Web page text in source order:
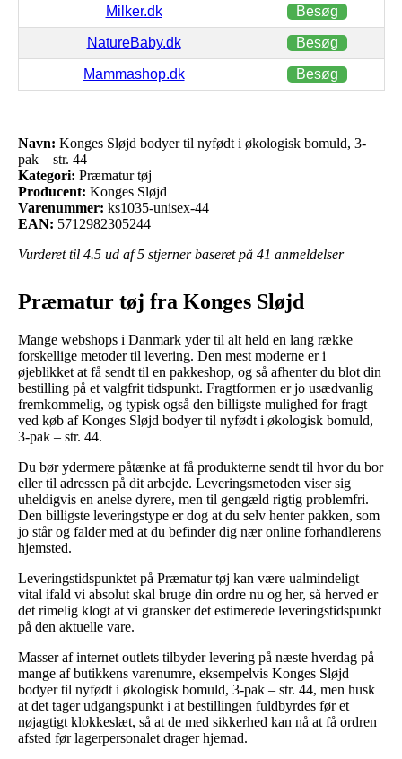
Milker.dk Besøg
NatureBaby.dk Besøg
Mammashop.dk Besøg
Navn: Konges Sløjd bodyer til nyfødt i økologisk bomuld, 3-
pak – str. 44
Kategori: Præmatur tøj
Producent: Konges Sløjd
Varenummer: ks1035-unisex-44
EAN: 5712982305244
Vurderet til 4.5 ud af 5 stjerner baseret på 41 anmeldelser
Præmatur tøj fra Konges Sløjd
Mange webshops i Danmark yder til alt held en lang række
forskellige metoder til levering. Den mest moderne er i
øjeblikket at få sendt til en pakkeshop, og så afhenter du blot din
bestilling på et valgfrit tidspunkt. Fragtformen er jo usædvanlig
fremkommelig, og typisk også den billigste mulighed for fragt
ved køb af Konges Sløjd bodyer til nyfødt i økologisk bomuld,
3-pak – str. 44.
Du bør ydermere påtænke at få produkterne sendt til hvor du bor
eller til adressen på dit arbejde. Leveringsmetoden viser sig
uheldigvis en anelse dyrere, men til gengæld rigtig problemfri.
Den billigste leveringstype er dog at du selv henter pakken, som
jo står og falder med at du befinder dig nær online forhandlerens
hjemsted.
Leveringstidspunktet på Præmatur tøj kan være ualmindeligt
vital ifald vi absolut skal bruge din ordre nu og her, så herved er
det rimelig klogt at vi gransker det estimerede leveringstidspunkt
på den aktuelle vare.
Masser af internet outlets tilbyder levering på næste hverdag på
mange af butikkens varenumre, eksempelvis Konges Sløjd
bodyer til nyfødt i økologisk bomuld, 3-pak – str. 44, men husk
at det tager udgangspunkt i at bestillingen fuldbyrdes før et
nøjagtigt klokkeslæt, så at de med sikkerhed kan nå at få ordren
afsted før lagerpersonalet drager hjemad.